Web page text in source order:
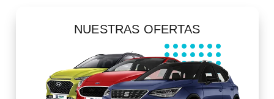
NUESTRAS OFERTAS